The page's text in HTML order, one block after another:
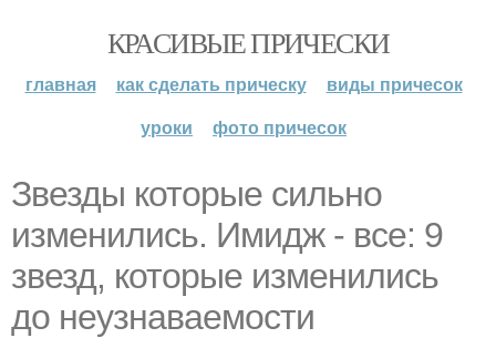
КРАСИВЫЕ ПРИЧЕСКИ
главная как сделать прическу
виды причесок
уроки
фото причесок
Звезды которые сильно
изменились. Имидж - все: 9
звезд, которые изменились
до неузнаваемости